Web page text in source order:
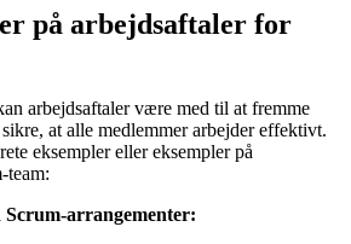
på arbejdsaftaler for
arbejdsaftaler være med til at fremme
at alle medlemmer arbejder effektivt.
eksempler eller eksempler på
team:
arrangementer: